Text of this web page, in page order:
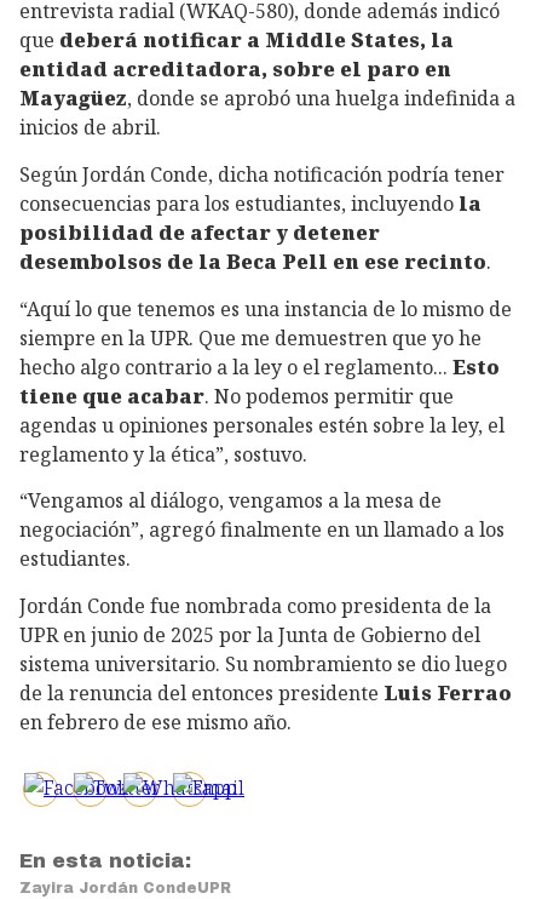
entrevista radial (WKAQ-580), donde además indicó
que deberá notificar a Middle States, la
entidad acreditadora, sobre el paro en
Mayagüez, donde se aprobó una huelga indefinida a
inicios de abril.
Según Jordán Conde, dicha notificación podría tener
consecuencias para los estudiantes, incluyendo la
posibilidad de afectar y detener
desembolsos de la Beca Pell en ese recinto.
“Aquí lo que tenemos es una instancia de lo mismo de
siempre en la UPR. Que me demuestren que yo he
hecho algo contrario a la ley o el reglamento... Esto
tiene que acabar. No podemos permitir que
agendas u opiniones personales estén sobre la ley, el
reglamento y la ética”, sostuvo.
“Vengamos al diálogo, vengamos a la mesa de
negociación”, agregó finalmente en un llamado a los
estudiantes.
Jordán Conde fue nombrada como presidenta de la
UPR en junio de 2025 por la Junta de Gobierno del
sistema universitario. Su nombramiento se dio luego
de la renuncia del entonces presidente Luis Ferrao
en febrero de ese mismo año.
En esta noticia:
Zayira Jordán CondeUPR